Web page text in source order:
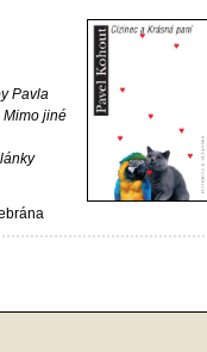
Pavla
Mimo jiné